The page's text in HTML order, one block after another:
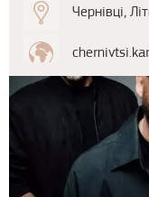
Чернівці,